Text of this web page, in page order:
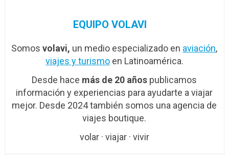
EQUIPO VOLAVI
Somosvolavi, un medio especializado en aviación,
viajes y turismoen Latinoamérica.
Desde hace más de 20 años publicamos
información y experiencias para ayudarte a viajar
mejor. Desde 2024 también somos una agencia de
viajes boutique.
volar · viajar · vivir